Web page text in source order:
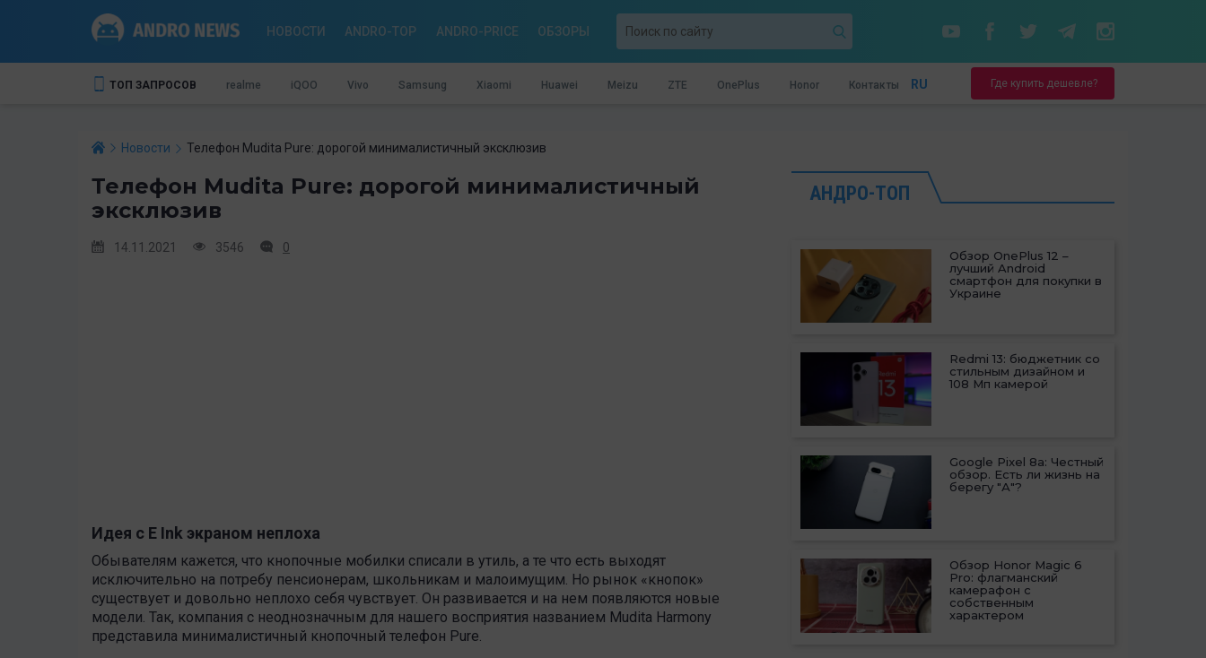
НОВОСТИ ANDRO-TOP ANDRO-PRICE ОБЗОРЫ
ТОП ЗАПРОСОВ realme iQOO Vivo Samsung Xiaomi Huawei Meizu ZTE OnePlus Honor Контакты RU Где купить дешевле?
Новости Телефон Mudita Pure: дорогой минималистичный эксклюзив
Телефон Mudita Pure: дорогой минималистичный
эксклюзив
14.11.2021 3546 0
Идея с E Ink экраном неплоха
Обывателям кажется, что кнопочные мобилки списали в утиль, а те что есть выходят
исключительно на потребу пенсионерам, школьникам и малоимущим. Но рынок «кнопок»
существует и довольно неплохо себя чувствует. Он развивается и на нем появляются новые
модели. Так, компания с неоднозначным для нашего восприятия названием Mudita Harmony
представила минималистичный кнопочный телефон Pure.
АНДРО-ТОП
Обзор OnePlus 12 –
лучший Android
смартфон для покупки в
Украине
Redmi 13: бюджетник со
стильным дизайном и
108 Мп камерой
Google Pixel 8a: Честный
обзор. Есть ли жизнь на
берегу "А"?
Обзор Honor Magic 6
Pro: флагманский
камерафон с
собственным
характером